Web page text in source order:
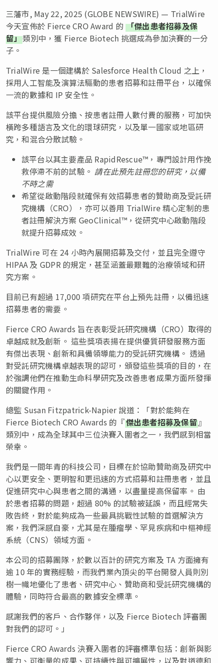
三藩市, May 22, 2025 (GLOBE NEWSWIRE) — TrialWire
今天宣佈於 Fierce CRO Award 的 「傑出患者招募及保
留」類別中，獲 Fierce Biotech 挑選成為參加決賽的一分
子。
TrialWire 是一個建構於 Salesforce Health Cloud 之上，
採用人工智能及演算法驅動的患者招募和註冊平台，以確保
一流的數據和 IP 安全性。
該平台提供風險分擔、按患者註冊人數付費的服務，可加快
橫跨多種語言及文化的環球研究，以及單一國家或地區研
究，和混合分散試驗。
該平台以其主要產品 RapidRescue™，專門設計用作挽
救停滯不前的試驗。 請在此預先註冊您的研究，以備
不時之需
希望從啟動階段就確保有效招募患者的贊助商及受託研
究機構（CRO），亦可以善用 TrialWire 精心定制的患
者註冊解決方案 GeoClinical™，從研究中心啟動階段
就提升招募成效。
TrialWire 可在 24 小時內展開招募及交付，並且完全遵守
HIPAA 及 GDPR 的規定，甚至涵蓋最艱難的治療領域和研
究方案。
目前已有超過 17,000 項研究在平台上預先註冊，以備迅速
招募患者的需要。
Fierce CRO Awards 旨在表彰受託研究機構（CRO）取得的
卓越成就及創新。 這些獎項表揚在提供優質研發服務方面
有傑出表現、創新和具備領導能力的受託研究機構。 透過
對受託研究機構卓越表現的認可，頒發這些獎項的目的，在
於強調他們在推動生命科學研究及改善患者成果方面所發揮
的關鍵作用。
總監 Susan Fitzpatrick-Napier 說道：「對於能夠在
Fierce Biotech CRO Awards 的『傑出患者招募及保留』
類別中，成為全球其中三位決賽入圍者之一，我們感到相當
榮幸。
我們是一間年青的科技公司，目標在於協助贊助商及研究中
心以更安全、更明智和更迅速的方式招募和註冊患者，並且
促進研究中心與患者之間的溝通，以盡量提高保留率。 由
於患者招募的問題，超過 80% 的試驗被延誤，而且經常失
敗告終，對於能夠成為一些最具挑戰性試驗的首選解決方
案，我們深感自豪，尤其是在腫瘤學、罕見疾病和中樞神經
系統（CNS）領域方面。
本公司的招募團隊，於數以百計的研究方案及 TA 方面擁有
逾 10 年的實務經驗，而我們業內頂尖的平台開發人員則別
樹一幟地優化了患者、研究中心、贊助商和受託研究機構的
體驗，同時符合最高的數據安全標準。
感謝我們的客戶、合作夥伴，以及 Fierce Biotech 評審團
對我們的認可。」
Fierce CRO Awards 決賽入圍者的評審標準包括：創新與影
響力、可衡量的成果、可持續性與可擴展性，以及對道德和